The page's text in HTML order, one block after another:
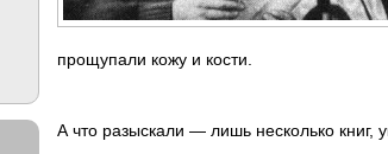
прощупали кожу и кости.
А что разыскали — лишь несколько книг,